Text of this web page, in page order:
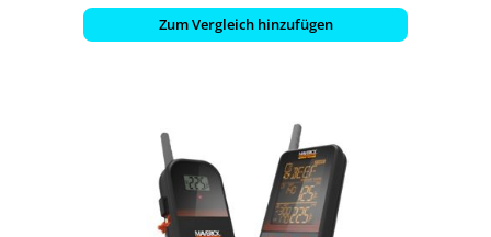
Zum Vergleich hinzufügen